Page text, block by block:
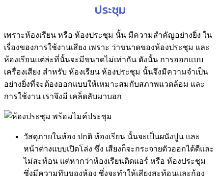
ประชุม
เพราะห้องเรียน หรือ ห้องประชุม นั้น มีความสำคัญอย่างยิ่ง ใน
เรื่องของการใช้งานเสียง เพราะ ว่าขนาดของห้องประชุม และ
ห้องเรียนแต่ล่ะที่นั้นจะมีขนาดไม่เท่ากัน ดังนั้น การออกแบบ
เครื่องเสียง สำหรับ ห้องเรียน ห้องประชุม นั้นจึงมีความจำเป็น
อย่างยิ่งที่จะต้องออกแบบให้เหมาะสมกับสภาพแวดล้อม และ
การใช้งาน เราจึงมี เคล็ดลับมาบอก
วัสดุภายในห้อง ปกติ ห้องเรียน นั้นจะเป็นผนังปูน และ
หน้าต่างแบบเปิดโล่ง ซึ่ง เสียงก็จะกระจายตัวออกได้ดีและ
ไม่สะท้อน แต่หากว่าห้องเรียนติดแอร์ หรือ ห้องประชุม
ซึ่งมีความทึบของห้อง ซึ่งจะทำให้เสียงสะท้อนและก้อง